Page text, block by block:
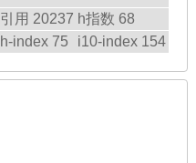
引用 20237 h指数 68
h-index 75 i10-index 154